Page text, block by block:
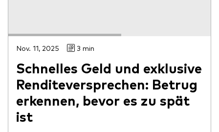
Nov. 11, 2025 3 min
Schnelles Geld und exklusive
Renditeversprechen: Betrug
erkennen, bevor es zu spät
ist